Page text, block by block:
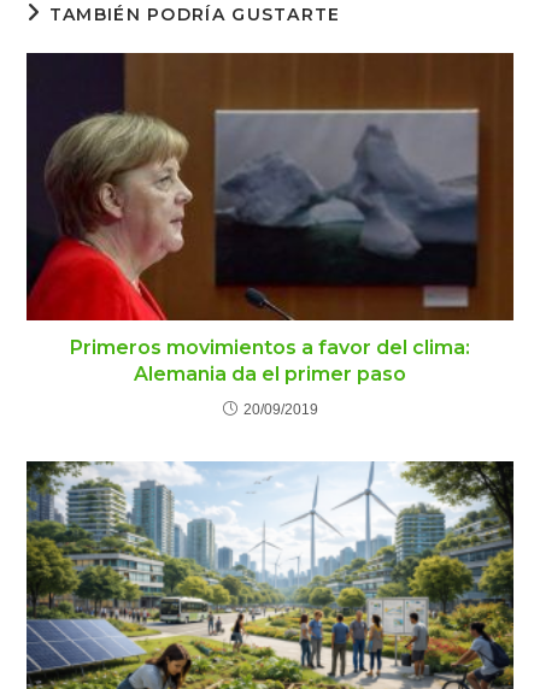
TAMBIÉN PODRÍA GUSTARTE
Primeros movimientos a favor del clima:
Alemania da el primer paso
20/09/2019